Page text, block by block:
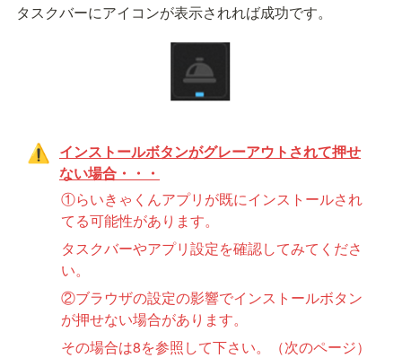
タスクバーにアイコンが表示されれば成功です。
⚠️
インストールボタンがグレーアウトされて押せ
ない場合・・・
①らいきゃくんアプリが既にインストールされ
てる可能性があります。
タスクバーやアプリ設定を確認してみてくださ
い。
②ブラウザの設定の影響でインストールボタン
が押せない場合があります。
その場合は8を参照して下さい。（次のページ）